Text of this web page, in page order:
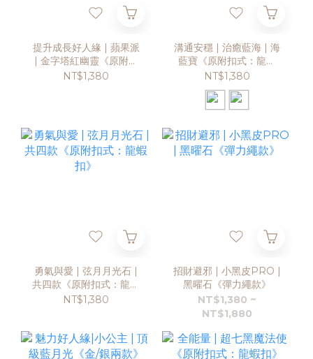
提升成長好人緣 | 蘋果派
| 金字塔紅幽靈《原附扣
式：龍蝦扣》
NT$1,380
溝通安穩 | 治癒藍海 | 海
藍寶《原附扣式：龍蝦
扣》
NT$1,380
勇氣與愛 | 弦月月光石 |
共四款《原附扣式：龍蝦
扣》
NT$1,380
招財避邪 | 小黑皮PRO |
黑曜石《彈力繩款》
NT$1,380 ~
NT$1,880